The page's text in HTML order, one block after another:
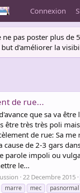
Connexion
ne pas poster plus de
but d'améliorer la
de rue...
que sa va être
être très très poli
de rue: Sa me
cause de 2-3 gars
parole impoli ou
le...
22 Decembre 2015
marre mec pasnormal